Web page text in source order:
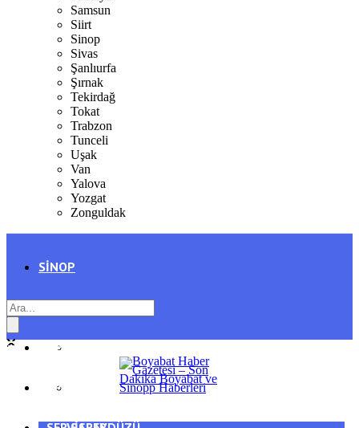
Samsun
Siirt
Sinop
Sivas
Şanlıurfa
Şırnak
Tekirdağ
Tokat
Trabzon
Tunceli
Uşak
Van
Yalova
Yozgat
Zonguldak
SINOP
AYANCIK
GENEL
SPOR